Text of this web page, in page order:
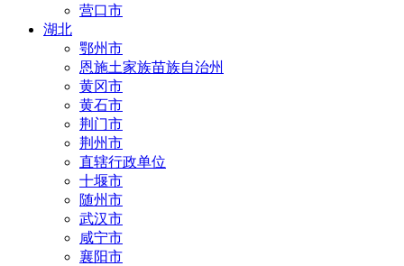
营口市
湖北
鄂州市
恩施土家族苗族自治州
黄冈市
黄石市
荆门市
荆州市
直辖行政单位
十堰市
随州市
武汉市
咸宁市
襄阳市